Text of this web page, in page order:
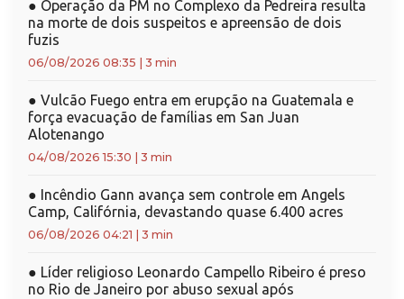
● Operação da PM no Complexo da Pedreira resulta
na morte de dois suspeitos e apreensão de dois
fuzis
06/08/2026 08:35 3 min
● Vulcão Fuego entra em erupção na Guatemala e
força evacuação de famílias em San Juan
Alotenango
04/08/2026 15:30 3 min
● Incêndio Gann avança sem controle em Angels
Camp, Califórnia, devastando quase 6.400 acres
06/08/2026 04:21 3 min
● Líder religioso Leonardo Campello Ribeiro é preso
no Rio de Janeiro por abuso sexual após